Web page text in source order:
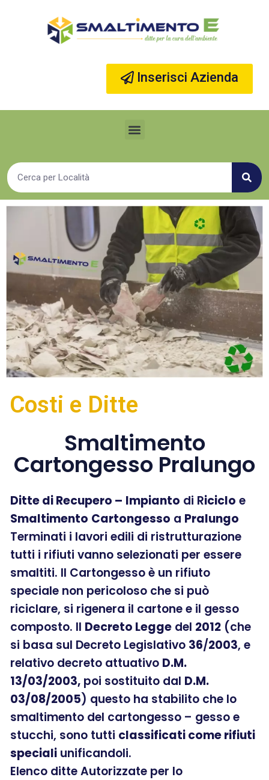
Inserisci Azienda
Costi e Ditte
Smaltimento
Cartongesso Pralungo
Ditte di Recupero – Impianto di Riciclo e
Smaltimento Cartongesso a Pralungo
Terminati i lavori edili di ristrutturazione
tutti i rifiuti vanno selezionati per essere
smaltiti. Il Cartongesso è un rifiuto
speciale non pericoloso che si può
riciclare, si rigenera il cartone e il gesso
composto. Il Decreto Legge del 2012 (che
si basa sul Decreto Legislativo 36/2003, e
relativo decreto attuativo D.M.
13/03/2003, poi sostituito dal D.M.
03/08/2005) questo ha stabilito che lo
smaltimento del cartongesso – gesso e
stucchi, sono tutti classificati come rifiuti
speciali unificandoli.
Elenco ditte Autorizzate per lo